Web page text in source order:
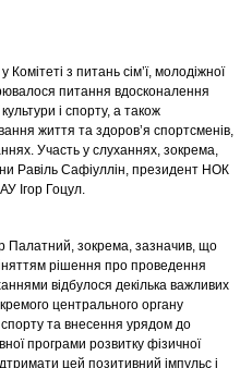
з питань сім’ї, молодіжної
питання вдосконалення
і спорту, а також
життя та здоров’я спортсменів,
Участь у слуханнях, зокрема,
Равіль Сафіуллін, президент НОК
Ігор Гоцул.
Палатний, зокрема, зазначив, що
рішення про проведення
відбулося декілька важливих
центрального органу
та внесення урядом до
програми розвитку фізичної
цей позитивний імпульс і